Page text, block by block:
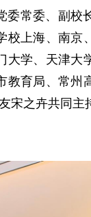
委常委、副校
上海、南京
大学、天津大
育局、常州
宋之卉共同主